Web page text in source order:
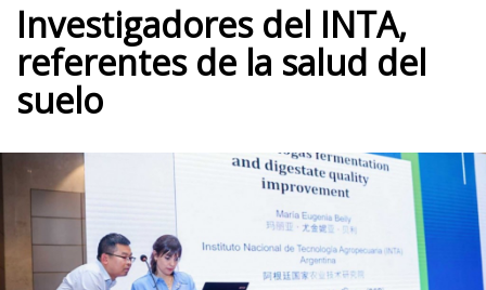
Investigadores del INTA,
referentes de la salud del
suelo